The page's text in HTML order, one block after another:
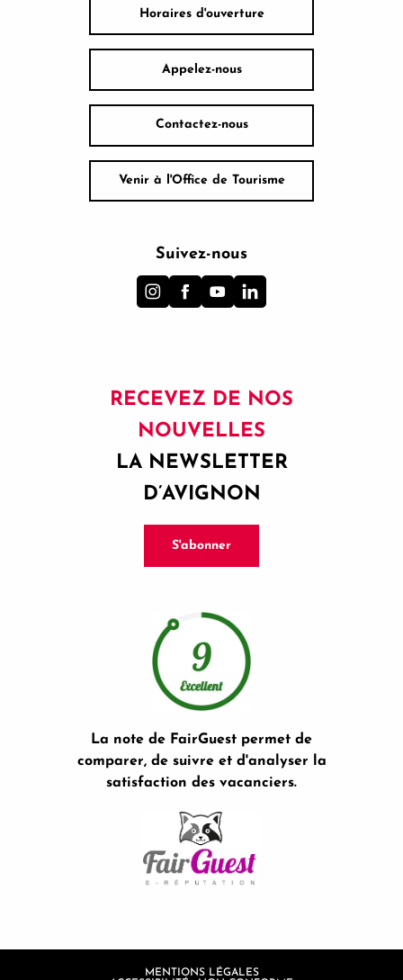
Horaires d'ouverture
Appelez-nous
Contactez-nous
Venir à l'Office de Tourisme
Suivez-nous
RECEVEZ DE NOS
NOUVELLES
LA NEWSLETTER
D’AVIGNON
S'abonner
La note de FairGuest permet de
comparer, de suivre et d'analyser la
satisfaction des vacanciers.
MENTIONS LÉGALES